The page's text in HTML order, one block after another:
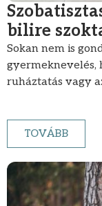
bilire
Sokan nem is
gyermeknevelés,
ruháztatás vagy
TOVÁBB